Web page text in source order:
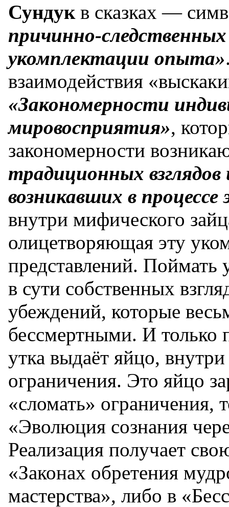
Сундук в сказках —
причинно-следственных
укомплектации опыта»
взаимодействия
«Закономерности
мировосприятия»,
закономерности
традиционных
возникавших в
внутри мифического
олицетворяющая эту
представлений. Поймать
в сути собственных
убеждений, которые
бессмертными. И только
утка выдаёт яйцо,
ограничения. Это яйцо
«сломать» ограничения,
«Эволюция сознания
Реализация получает
«Законах обретения
мастерства», либо в